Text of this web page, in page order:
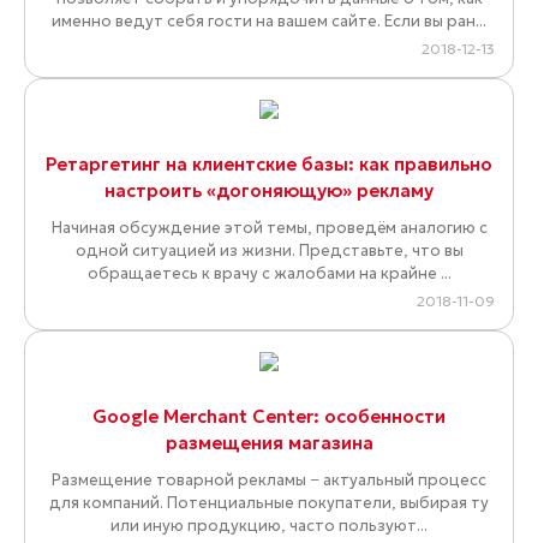
именно ведут себя гости на вашем сайте. Если вы ран...
2018-12-13
Ретаргетинг на клиентские базы: как правильно
настроить «догоняющую» рекламу
Начиная обсуждение этой темы, проведём аналогию с
одной ситуацией из жизни. Представьте, что вы
обращаетесь к врачу с жалобами на крайне ...
2018-11-09
Google Merchant Center: особенности
размещения магазина
Размещение товарной рекламы − актуальный процесс
для компаний. Потенциальные покупатели, выбирая ту
или иную продукцию, часто пользуют...